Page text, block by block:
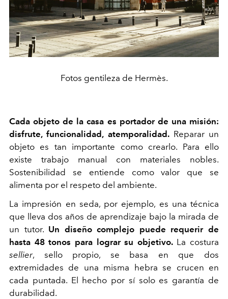
Fotos gentileza de Hermès.
Cada objeto de la casa es portador de una misión:
disfrute, funcionalidad, atemporalidad.Reparar un
objeto es tan importante como crearlo. Para ello
existe trabajo manual con materiales nobles.
Sostenibilidad se entiende como valor que se
alimenta por el respeto del ambiente.
La impresión en seda, por ejemplo, es una técnica
que lleva dos años de aprendizaje bajo la mirada de
un tutor. Un diseño complejo puede requerir de
hasta 48 tonos para lograr su objetivo.La costura
sellier, sello propio, se basa en que dos
extremidades de una misma hebra se crucen en
cada puntada. El hecho por sí solo es garantía de
durabilidad.